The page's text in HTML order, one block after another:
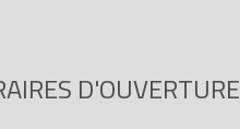
D'OUVERTURE